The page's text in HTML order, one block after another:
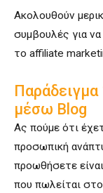
Ακολουθούν
συμβουλές για
το affiliate
μέσω Blog
Ας πούμε ότι
προσωπική
προωθήσετε
που πωλείται